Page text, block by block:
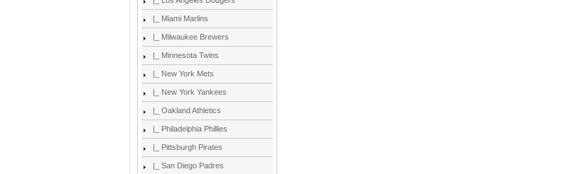
|_ Miami Marlins
|_ Milwaukee Brewers
|_ Minnesota Twins
|_ New York Mets
|_ New York Yankees
|_ Oakland Athletics
|_ Philadelphia Phillies
|_ Pittsburgh Pirates
|_ San Diego Padres